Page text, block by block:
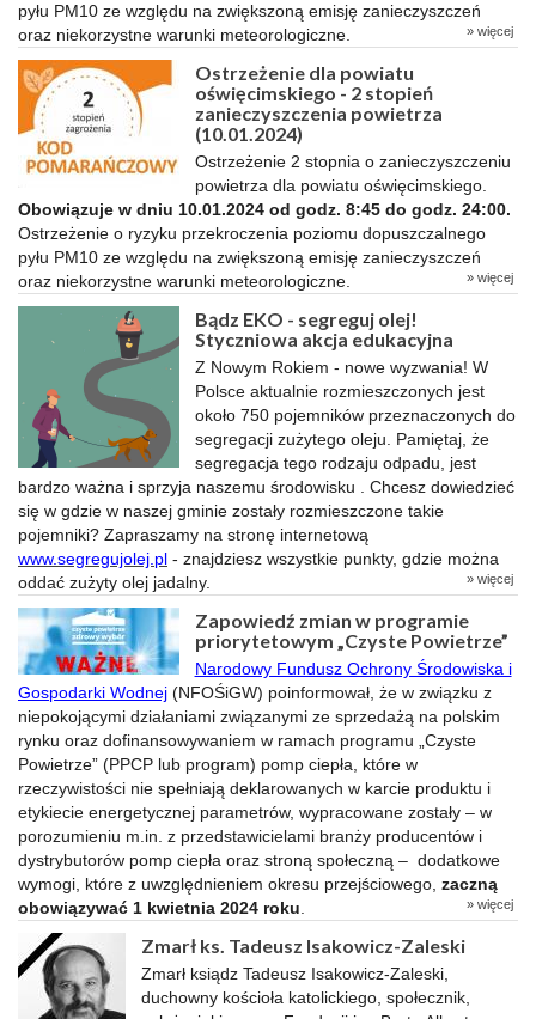
pyłu PM10 ze względu na zwiększoną emisję zanieczyszczeń
oraz niekorzystne warunki meteorologiczne.
» więcej
Ostrzeżenie dla powiatu
oświęcimskiego - 2 stopień
zanieczyszczenia powietrza
(10.01.2024)
Ostrzeżenie 2 stopnia o zanieczyszczeniu
powietrza dla powiatu oświęcimskiego.
Obowiązuje w dniu 10.01.2024 od godz. 8:45 do godz. 24:00.
Ostrzeżenie o ryzyku przekroczenia poziomu dopuszczalnego
pyłu PM10 ze względu na zwiększoną emisję zanieczyszczeń
oraz niekorzystne warunki meteorologiczne.
» więcej
Bądz EKO - segreguj olej!
Styczniowa akcja edukacyjna
Z Nowym Rokiem - nowe wyzwania! W
Polsce aktualnie rozmieszczonych jest
około 750 pojemników przeznaczonych do
segregacji zużytego oleju. Pamiętaj, że
segregacja tego rodzaju odpadu, jest
bardzo ważna i sprzyja naszemu środowisku . Chcesz dowiedzieć
się w gdzie w naszej gminie zostały rozmieszczone takie
pojemniki? Zapraszamy na stronę internetową
www.segregujolej.pl - znajdziesz wszystkie punkty, gdzie można
oddać zużyty olej jadalny.
» więcej
Zapowiedź zmian w programie
priorytetowym „Czyste Powietrze”
Narodowy Fundusz Ochrony Środowiska i
Gospodarki Wodnej (NFOŚiGW) poinformował, że w związku z
niepokojącymi działaniami związanymi ze sprzedażą na polskim
rynku oraz dofinansowywaniem w ramach programu „Czyste
Powietrze” (PPCP lub program) pomp ciepła, które w
rzeczywistości nie spełniają deklarowanych w karcie produktu i
etykiecie energetycznej parametrów, wypracowane zostały – w
porozumieniu m.in. z przedstawicielami branży producentów i
dystrybutorów pomp ciepła oraz stroną społeczną – dodatkowe
wymogi, które z uwzględnieniem okresu przejściowego, zaczną
obowiązywać 1 kwietnia 2024 roku
» więcej
Zmarł ks. Tadeusz Isakowicz-Zaleski
Zmarł ksiądz Tadeusz Isakowicz-Zaleski,
duchowny kościoła katolickiego, społecznik,